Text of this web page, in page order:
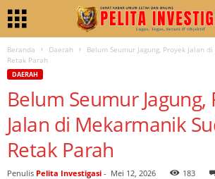
Beranda Daerah
Belum Seumur Jagung, Proyek Jalan
Retak Parah
DAERAH
Belum Seumur Jagung,
Jalan di Mekarmanik
Retak Parah
Penulis Pelita Investigasi - Mei 12, 2026 183